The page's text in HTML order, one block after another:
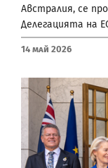
Австралия, се
Делегацията на
14 Май 2026